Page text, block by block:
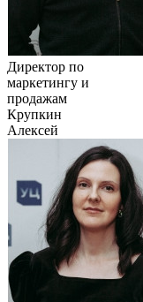
Директор по
маркетингу и
продажам
Крупкин
Алексей